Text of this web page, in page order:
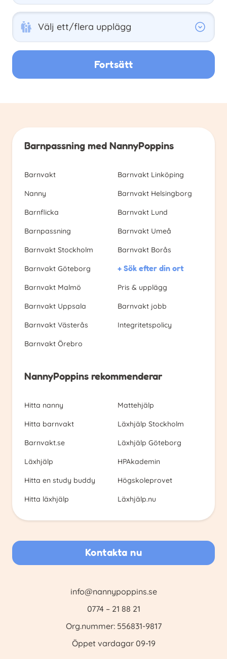
Välj ett/flera upplägg
Välj ett/flera upplägg
Fortsätt
Barnpassning med NannyPoppins
Barnvakt
Nanny
Barnflicka
Barnpassning
Barnvakt Stockholm
Barnvakt Göteborg
Barnvakt Malmö
Barnvakt Uppsala
Barnvakt Västerås
Barnvakt Örebro
Barnvakt Linköping
Barnvakt Helsingborg
Barnvakt Lund
Barnvakt Umeå
Barnvakt Borås
+ Sök efter din ort
Pris & upplägg
Barnvakt jobb
Integritetspolicy
NannyPoppins rekommenderar
Hitta nanny
Hitta barnvakt
Barnvakt.se
Läxhjälp
Hitta en study buddy
Hitta läxhjälp
Mattehjälp
Läxhjälp Stockholm
Läxhjälp Göteborg
HPAkademin
Högskoleprovet
Läxhjälp.nu
info@nannypoppins.se
0774 – 21 88 21
Org.nummer: 556831-9817
Öppet vardagar 09-19
Kontakta nu